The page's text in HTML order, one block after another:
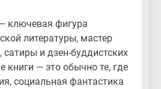
ключевая фигура
литературы, мастер
и дзен-буддистских
книги — это обычно те, где
социальная фантастика